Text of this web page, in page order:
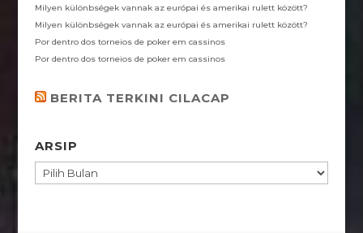
Milyen különbségek vannak az európai és amerikai rulett között?
Milyen különbségek vannak az európai és amerikai rulett között?
Por dentro dos torneios de poker em cassinos
Por dentro dos torneios de poker em cassinos
BERITA TERKINI CILACAP
ARSIP
ARSIP